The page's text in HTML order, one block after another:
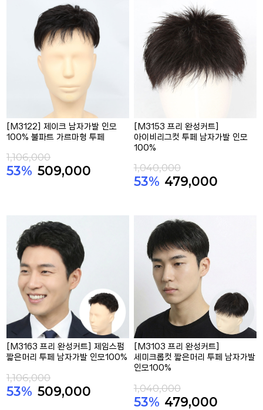
[M3122] 제이크 남자가발 인모
100% 불파트 가르마형 투페
1,106,000
53% 509,000
[M3153 프리 완성커트]
아이비리그컷 투페 남자가발 인모
100%
1,040,000
53% 479,000
[M3163 프리 완성커트] 제임스펌
짧은머리 투페 남자가발 인모100%
1,106,000
53% 509,000
[M3103 프리 완성커트]
세미크롭컷 짧은머리 투페 남자가발
인모100%
1,040,000
53% 479,000